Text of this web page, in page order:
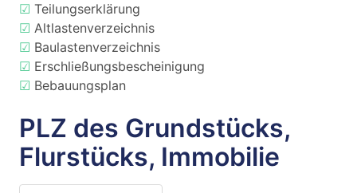
☑ Teilungserklärung
☑ Altlastenverzeichnis
☑ Baulastenverzeichnis
☑ Erschließungsbescheinigung
☑ Bebauungsplan
PLZ des Grundstücks,
Flurstücks, Immobilie